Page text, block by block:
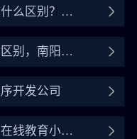
么区别？如
别，南阳定
开发公司
线教育小程